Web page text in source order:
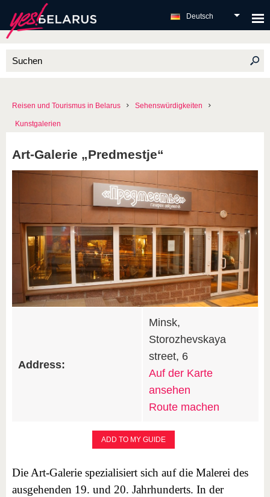
Deutsch
Reisen und Tourismus in Belarus Sehenswürdigkeiten
Kunstgalerien
Art-Galerie „Predmestje“
Address:
Minsk,
Storozhevskaya
street, 6
Auf der Karte
ansehen
Route machen
ADD TO MY GUIDE
Die Art-Galerie spezialisiert sich auf die Malerei des
ausgehenden 19. und 20. Jahrhunderts. In der